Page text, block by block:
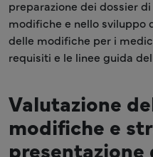
preparazione dei dossier
modifiche e nello sviluppo
delle modifiche per i
requisiti e le linee guida
Valutazione
modifiche e